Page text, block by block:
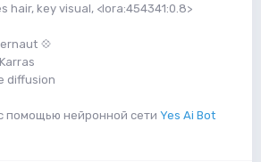
hair, key visual, <lora:454341:0.8>
💠
diffusion
помощью нейронной сети Yes Ai Bot